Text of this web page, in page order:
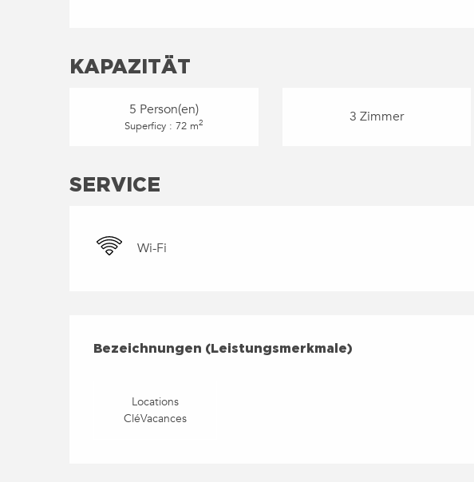
KAPAZITÄT
5 Person(en)
Superficy : 72 m2 3 Zimmer
SERVICE
Wi-Fi
BEZEICHNUNGEN (LEISTUNGSMERKMALE)
Bezeichnungen (Leistungsmerkmale)
Locations
CléVacances